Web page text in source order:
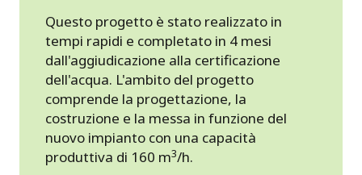
Questo progetto è stato realizzato in
tempi rapidi e completato in 4 mesi
dall'aggiudicazione alla certificazione
dell'acqua. L'ambito del progetto
comprende la progettazione, la
costruzione e la messa in funzione del
nuovo impianto con una capacità
produttiva di 160 m3/h.